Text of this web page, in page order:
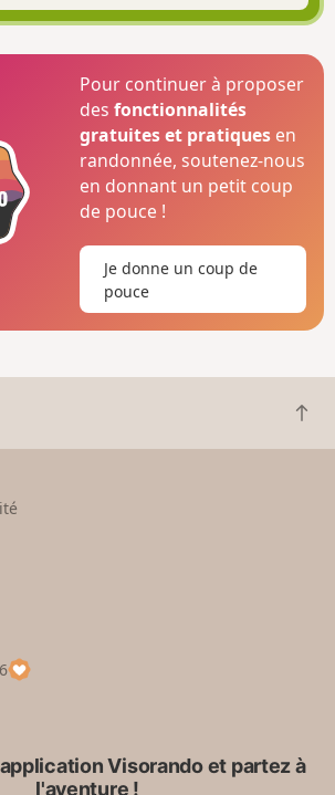
Pour continuer à proposer
desfonctionnalités
gratuites et pratiques en
randonnée, soutenez-nous
en donnant un petit coup
de pouce !
Je donne un coup de
pouce
R
e
Visorando et partez à
l'aventure !